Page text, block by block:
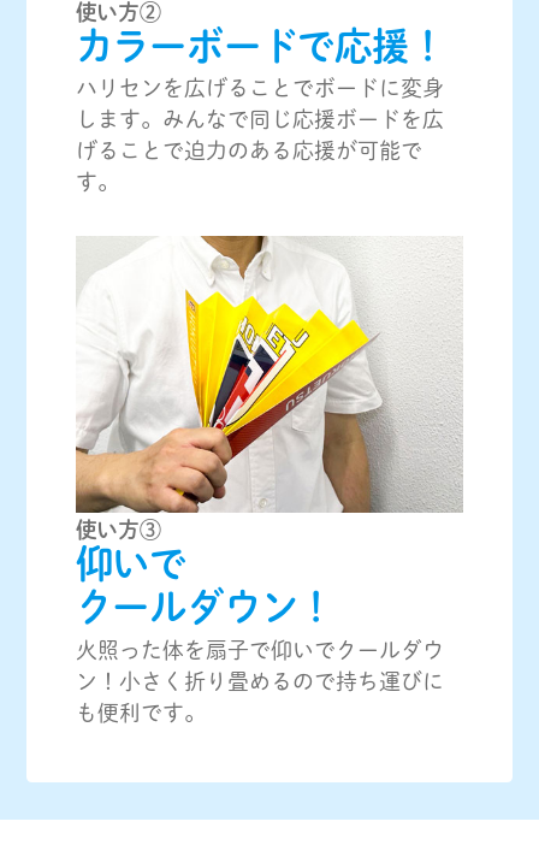
使い方②
カラーボードで応援！
ハリセンを広げることでボードに変身
します。みんなで同じ応援ボードを広
げることで迫力のある応援が可能で
す。
使い方③
仰いで
クールダウン！
火照った体を扇子で仰いでクールダウ
ン！小さく折り畳めるので持ち運びに
も便利です。